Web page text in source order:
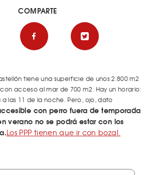
tiene una superficie de unos 2.800 m2
acceso al mar de 700 m2. Hay un horario:
las 11 de la noche. Pero, ojo, dato
con perro fuera de temporada
verano no se podrá estar con los
Los PPP tienen que ir con bozal.
COMPARTE